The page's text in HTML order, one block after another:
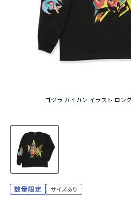
ゴジラ ガイガン イラスト ロン